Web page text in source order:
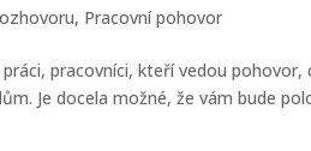
, Pracovní pohovor
pracovníci, kteří vedou
Je docela možné, že vám bude